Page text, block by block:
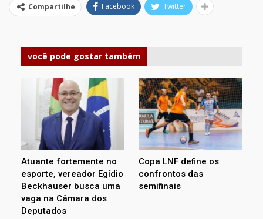
Compartilhe Facebook Twitter
você pode gostar também
Atuante fortemente no
esporte, vereador Egídio
Beckhauser busca uma
vaga na Câmara dos
Deputados
Copa LNF define os
confrontos das
semifinais